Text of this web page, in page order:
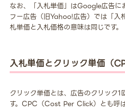
なお、「入札単価」はGoogle広告に
フー広告（旧Yahoo!広告）では「入
札単価と入札価格の意味は同じです。
入札単価とクリック単価（
クリック単価とは、広告のクリック1
す。CPC（Cost Per Click）とも呼ば